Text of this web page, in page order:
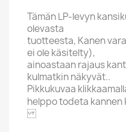
Tämän LP-levyn
olevasta
tuotteesta, Kanen
ei ole käsitelty),
ainoastaan rajaus
kulmatkin näkyvät..
Pikkukuvaa
helppo todeta kannen